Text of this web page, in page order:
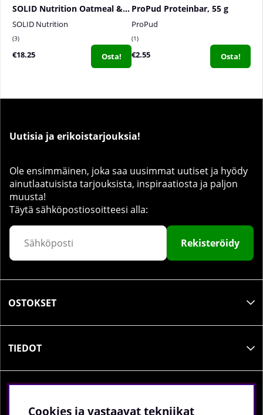
SOLID Nutrition Oatmeal & Protein Mix, 750 g
SOLID Nutrition
3
€18.25 Osta!
ProPud Proteinbar, 55 g
ProPud
1
€2.55 Osta!
Uutisia ja erikoistarjouksia!
Ole ensimmäinen, joka saa uusimmat uutiset ja hyödy
ainutlaatuisista tarjouksista, inspiraatiosta ja paljon
muusta!
Täytä sähköpostiosoitteesi alla:
Rekisteröidy
OSTOKSET
TIEDOT
Cookies ja vastaavat tekniikat